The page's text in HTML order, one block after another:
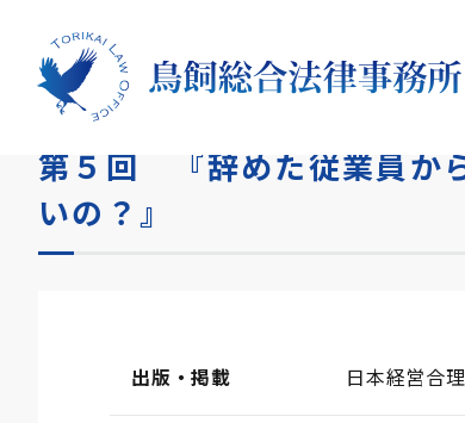
HOME
第５回 『辞めた従業員か
いの？』
出版・掲載 日本経営合